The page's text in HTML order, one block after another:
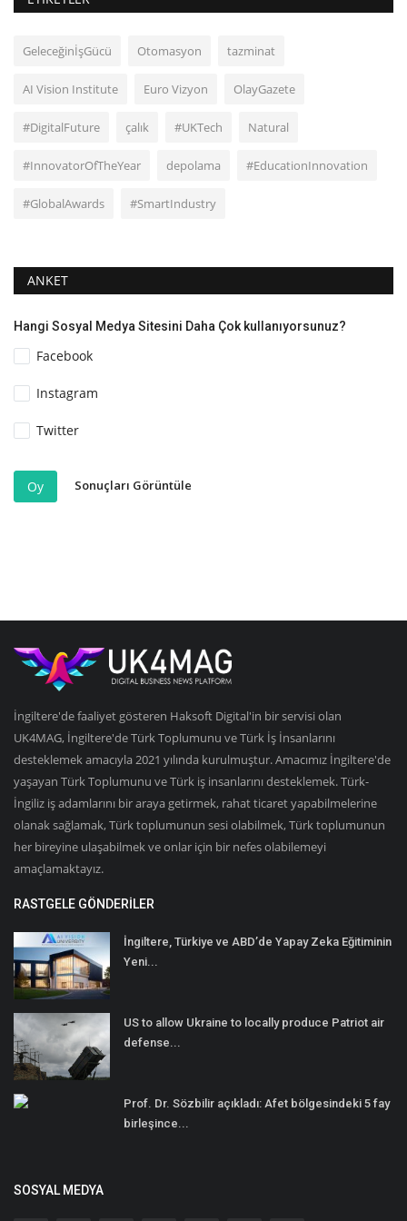
GeleceğinİşGücü Otomasyon tazminat
AI Vision Institute Euro Vizyon OlayGazete
#DigitalFuture çalık #UKTech Natural
#InnovatorOfTheYear depolama #EducationInnovation
#GlobalAwards #SmartIndustry
ANKET
Hangi Sosyal Medya Sitesini Daha Çok kullanıyorsunuz?
Facebook
Instagram
Twitter
Oy Sonuçları Görüntüle
İngiltere'de faaliyet gösteren Haksoft Digital'in bir servisi olan
UK4MAG, İngiltere'de Türk Toplumunu ve Türk İş İnsanlarını
desteklemek amacıyla 2021 yılında kurulmuştur. Amacımız İngiltere'de
yaşayan Türk Toplumunu ve Türk iş insanlarını desteklemek. Türk-
İngiliz iş adamlarını bir araya getirmek, rahat ticaret yapabilmelerine
olanak sağlamak, Türk toplumunun sesi olabilmek, Türk toplumunun
her bireyine ulaşabilmek ve onlar için bir nefes olabilemeyi
amaçlamaktayız.
RASTGELE GÖNDERILER
İngiltere, Türkiye ve ABD’de Yapay Zeka Eğitiminin
Yeni...
US to allow Ukraine to locally produce Patriot air
defense...
Prof. Dr. Sözbilir açıkladı: Afet bölgesindeki 5 fay
birleşince...
SOSYAL MEDYA